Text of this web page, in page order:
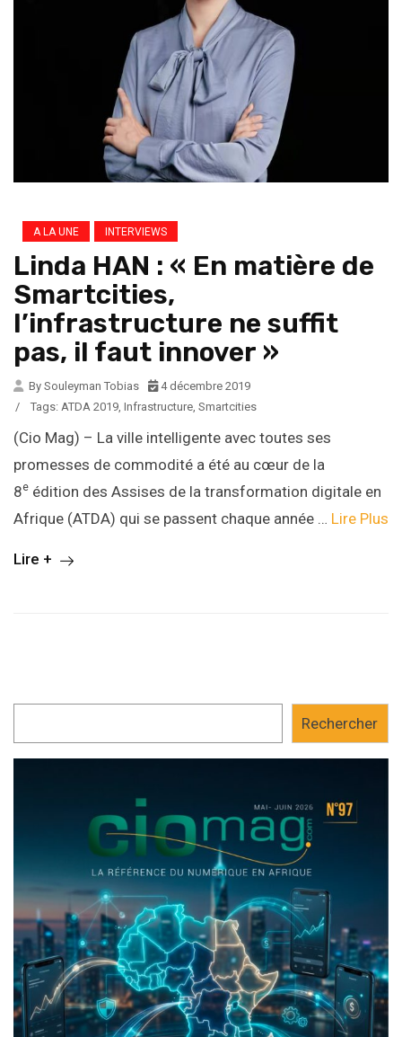
A LA UNE INTERVIEWS
Linda HAN : « En matière de
Smartcities,
l’infrastructure ne suffit
pas, il faut innover »
By Souleyman Tobias
4 décembre 2019
/
Tags: ATDA 2019 Infrastructure Smartcities
(Cio Mag) – La ville intelligente avec toutes ses
promesses de commodité a été au cœur de la
8e édition des Assises de la transformation digitale en
Afrique (ATDA) qui se passent chaque année … Lire Plus
Lire +
Rechercher